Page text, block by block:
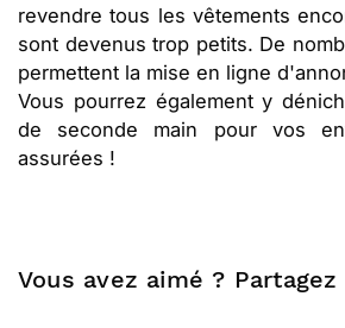
revendre tous les vêtements
sont devenus trop petits. De
permettent la mise en ligne
Vous pourrez également y
de seconde main pour vos
assurées !
Vous avez aimé ? Partagez